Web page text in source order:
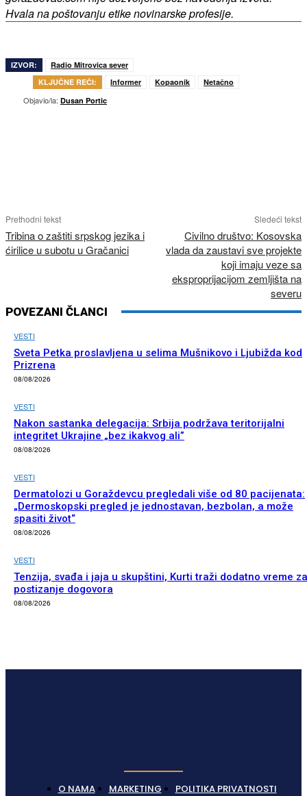
Hvala na poštovanju etike novinarske profesije.
IZVOR:
Radio Mitrovica sever
KLJUČNE REČI:
Informer Kopaonik Netačno
Objavio/la: Dusan Portic
Prethodni tekst
Tribina o zaštiti srpskog jezika i
ćirilice u subotu u Gračanici
Sledeći tekst
Civilno društvo: Kosovska
vlada da zaustavi sve projekte
koji imaju veze sa
eksproprijacijom zemljišta na
severu
POVEZANI ČLANCI
VESTI
Sveta Petka proslavljena u selima Mušnikovo i Ljubižda kod
Prizrena
08/08/2026
VESTI
Nakon sastanka delegacija: Srbija podržava teritorijalni
integritet Ukrajine „bez ikakvog ali”
08/08/2026
VESTI
Dermatolozi u Goraždevcu pregledali više od 80 pacijenata:
„Dermoskopski pregled je jednostavan, bezbolan, a može
spasiti život“
08/08/2026
VESTI
Tenzija, svađa i jaja u skupštini, Kurti traži dodatno vreme za
postizanje dogovora
08/08/2026
O NAMA MARKETING POLITIKA PRIVATNOSTI